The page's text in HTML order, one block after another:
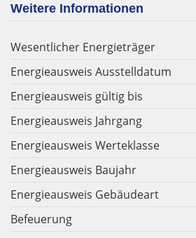
Weitere Informationen
Wesentlicher Energieträger
Energieausweis Ausstelldatum
Energieausweis gültig bis
Energieausweis Jahrgang
Energieausweis Werteklasse
Energieausweis Baujahr
Energieausweis Gebäudeart
Befeuerung